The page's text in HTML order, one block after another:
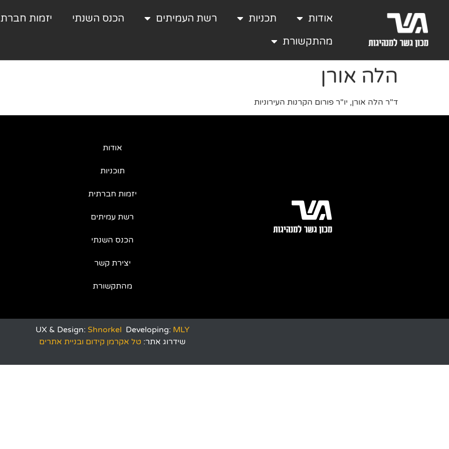
אודות תכניות רשת העמיתים הכנס השנתי
יזמות
מהתקשורת
הלה אורן
ד"ר הלה אורן, יו"ר פורום הקרנות העירוניות
אודות
תוכניות
יזמות חברתית
רשת עמיתים
הכנס השנתי
יצירת קשר
מהתקשורת
UX & Design: Shnorkel Developing: MLY
שידרוג אתר: טל אקרמן קידום ובניית אתרים